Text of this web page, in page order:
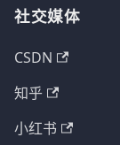
社交媒体
CSDN
知乎
小红书